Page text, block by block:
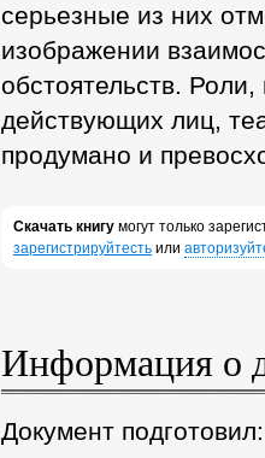
серьезные из них
изображении
обстоятельств.
действующих лиц,
продумано и
Скачать книгумогут только
зарегистрируйтестьили
Информация о
Документ